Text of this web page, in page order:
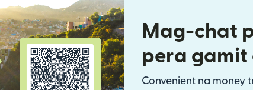
Mag-chat
pera
Convenient na money